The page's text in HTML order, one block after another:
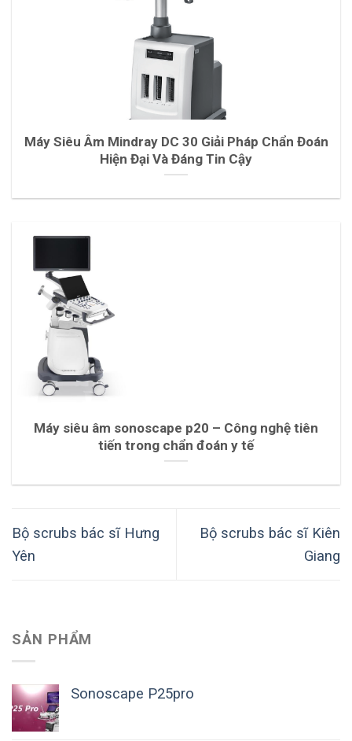
Máy Siêu Âm Mindray DC 30 Giải Pháp Chẩn Đoán
Hiện Đại Và Đáng Tin Cậy
Máy siêu âm sonoscape p20 – Công nghệ tiên
tiến trong chẩn đoán y tế
Bộ scrubs bác sĩ Hưng
Yên
Bộ scrubs bác sĩ Kiên
Giang
SẢN PHẨM
Sonoscape P25pro